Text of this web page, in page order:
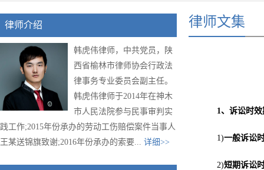
律师介绍
韩虎伟律师，中共党员，陕
西省榆林市律师协会行政法
律事务专业委员会副主任。
韩虎伟律师于2014年在神木
市人民法院参与民事审判实
践工作;2015年份承办的劳动工伤赔偿案件当事人
王某送锦旗致谢;2016年份承办的索要... 详细>>
律师文集
1、 诉讼时效
1)一般诉讼
2)短期诉讼